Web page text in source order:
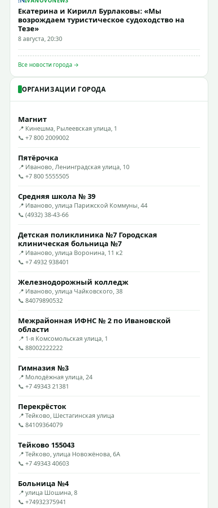
Екатерина и Кирилл Бурлаковы: «Мы
возрождаем туристическое судоходство на
Тезе»
8 августа, 20:30
Все новости города →
ОРГАНИЗАЦИИ ГОРОДА
Магнит
📍 Кинешма, Рылеевская улица, 1
📞 +7 800 2009002
Пятёрочка
📍 Иваново, Ленинградская улица, 10
📞 +7 800 5555505
Средняя школа № 39
📍 Иваново, улица Парижской Коммуны, 44
📞 (4932) 38-43-66
Детская поликлиника №7 Городская
клиническая больница №7
📍 Иваново, улица Воронина, 11 к2
📞 +7 4932 938401
Железнодорожный колледж
📍 Иваново, улица Чайковского, 38
📞 84079890532
Межрайонная ИФНС № 2 по Ивановской
области
📍 1-я Комсомольская улица, 1
📞 88002222222
Гимназия №3
📍 Молодёжная улица, 24
📞 +7 49343 21381
Перекрёсток
📍 Тейково, Шестагинская улица
📞 84109364079
Тейково 155043
📍 Тейково, улица Новожёнова, 6А
📞 +7 49343 40603
Больница №4
📍 улица Шошина, 8
📞 +74932375941